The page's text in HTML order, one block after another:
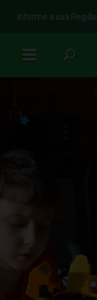
b
Informe a sua Região